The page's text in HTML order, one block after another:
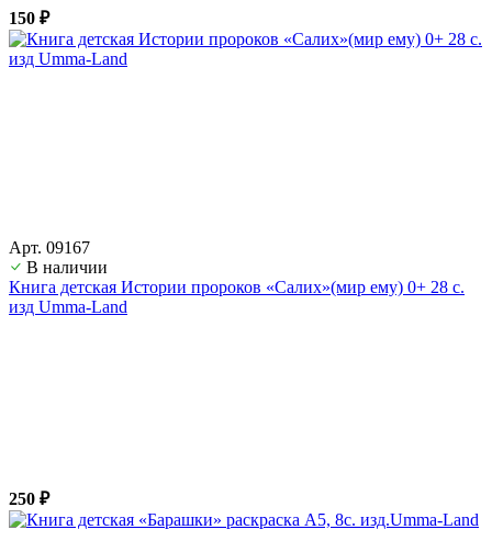
150 ₽
Арт. 09167
В наличии
Книга детская Истории пророков «Салих»(мир ему) 0+ 28 с.
изд Umma-Land
250 ₽